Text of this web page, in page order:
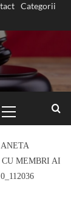
Categorii
Menu
MEMBRI AI